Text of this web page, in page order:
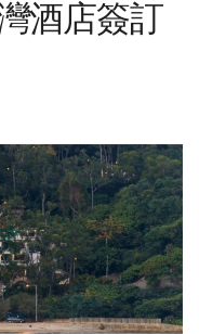
酒店簽訂